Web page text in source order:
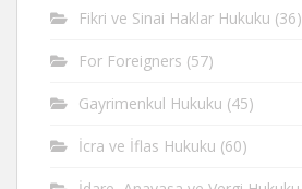
Fikri ve Sinai Haklar Hukuku (36)
For Foreigners (57)
Gayrimenkul Hukuku (45)
İcra ve İflas Hukuku (60)